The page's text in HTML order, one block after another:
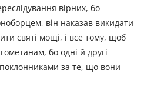
вірних, бо
він наказав викидати
святі мощі, і все тому, щоб
бо одні й другі
за те, що вони